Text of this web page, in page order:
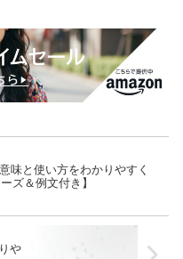
味と使い方をわかりやすく
ズ＆例文付き】
や